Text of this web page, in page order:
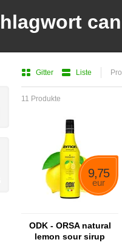
Gitter Liste
11 Produkte
9,75
eur
ODK - ORSA natural
lemon sour sirup